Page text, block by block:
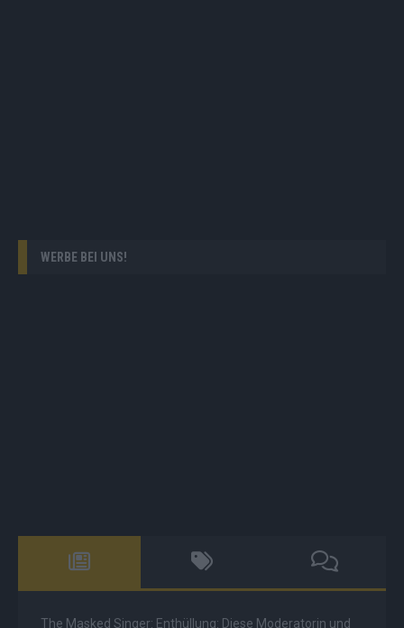
WERBE BEI UNS!
The Masked Singer: Enthüllung: Diese Moderatorin und